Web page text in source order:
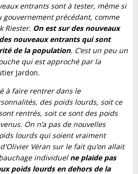
entrants sont à tester, même si
gouvernement précédant, comme
Riester. On est sur des nouveaux
nouveaux entrants qui sont
de la population. C’est un peu un
qui est approché par la
Jardon.
à faire rentrer dans le
des poids lourds, soit ce
rentrés, soit ce sont des poids
On n’a pas de nouvelles
lourds qui soient vraiment
Véran sur le fait qu’on allait
individuel ne plaide pas
poids lourds en dehors de la